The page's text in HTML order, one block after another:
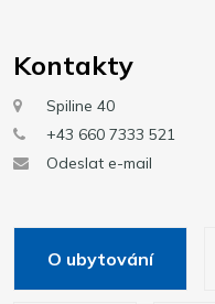
Kontakty
Spiline 40
+43 660 7333 521
Odeslat e-mail
O ubytování